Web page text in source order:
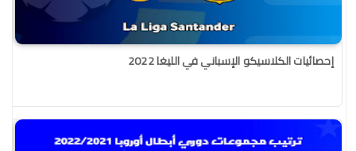
إحصائيات الكلاسيكو الإسباني في الليغا 2022